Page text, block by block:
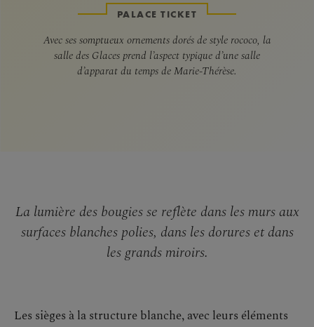
PALACE TICKET
Avec ses somptueux ornements dorés de style rococo, la
salle des Glaces prend l’aspect typique d’une salle
d’apparat du temps de Marie-Thérèse.
La lumière des bougies se reflète dans les murs aux
surfaces blanches polies, dans les dorures et dans
les grands miroirs.
Les sièges à la structure blanche, avec leurs éléments